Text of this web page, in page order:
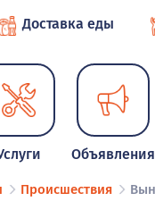
Доставка еды
Объявления
Происшествия